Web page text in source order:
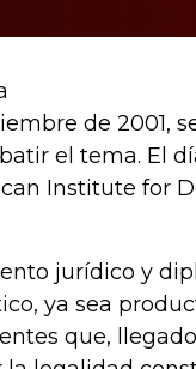
de 2001,
el tema. El
Institute for
jurídico y
ya sea
que,